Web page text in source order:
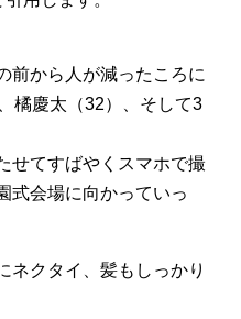
前から人が減ったころに
橘慶太（32）、そして3
せてすばやくスマホで撮
式会場に向かっていっ
ネクタイ、髪もしっかり